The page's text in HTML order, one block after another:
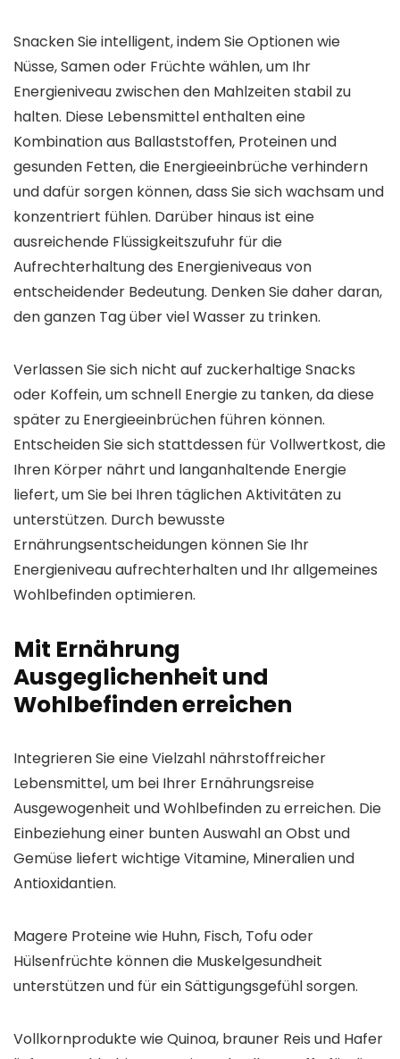
Snacken Sie intelligent, indem Sie Optionen wie
Nüsse, Samen oder Früchte wählen, um Ihr
Energieniveau zwischen den Mahlzeiten stabil zu
halten. Diese Lebensmittel enthalten eine
Kombination aus Ballaststoffen, Proteinen und
gesunden Fetten, die Energieeinbrüche verhindern
und dafür sorgen können, dass Sie sich wachsam und
konzentriert fühlen. Darüber hinaus ist eine
ausreichende Flüssigkeitszufuhr für die
Aufrechterhaltung des Energieniveaus von
entscheidender Bedeutung. Denken Sie daher daran,
den ganzen Tag über viel Wasser zu trinken.
Verlassen Sie sich nicht auf zuckerhaltige Snacks
oder Koffein, um schnell Energie zu tanken, da diese
später zu Energieeinbrüchen führen können.
Entscheiden Sie sich stattdessen für Vollwertkost, die
Ihren Körper nährt und langanhaltende Energie
liefert, um Sie bei Ihren täglichen Aktivitäten zu
unterstützen. Durch bewusste
Ernährungsentscheidungen können Sie Ihr
Energieniveau aufrechterhalten und Ihr allgemeines
Wohlbefinden optimieren.
Mit Ernährung
Ausgeglichenheit und
Wohlbefinden erreichen
Integrieren Sie eine Vielzahl nährstoffreicher
Lebensmittel, um bei Ihrer Ernährungsreise
Ausgewogenheit und Wohlbefinden zu erreichen. Die
Einbeziehung einer bunten Auswahl an Obst und
Gemüse liefert wichtige Vitamine, Mineralien und
Antioxidantien.
Magere Proteine ​​wie Huhn, Fisch, Tofu oder
Hülsenfrüchte können die Muskelgesundheit
unterstützen und für ein Sättigungsgefühl sorgen.
Vollkornprodukte wie Quinoa, brauner Reis und Hafer